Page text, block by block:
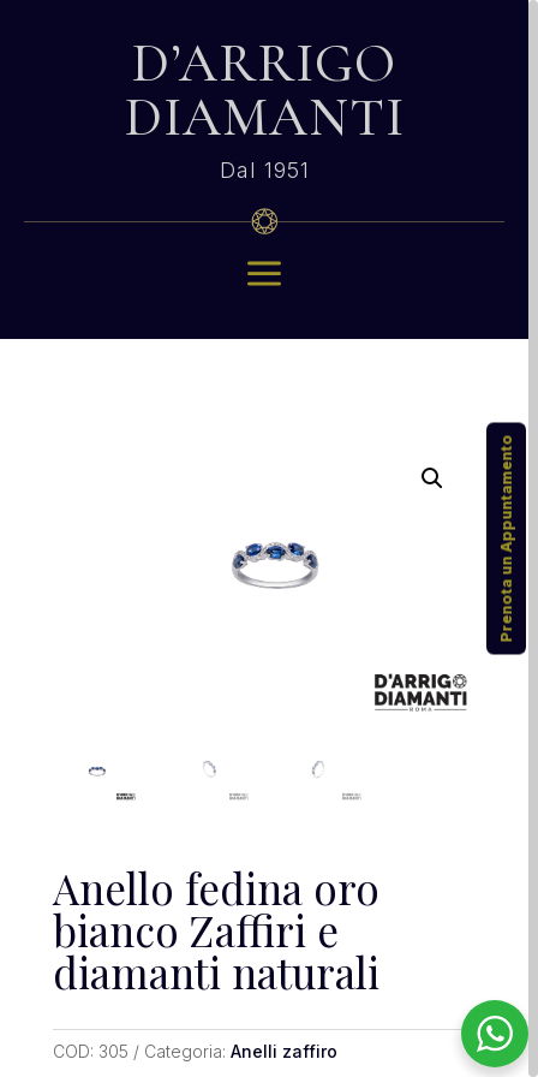
D’ARRIGO
DIAMANTI
Dal 1951
a
Anello fedina oro
bianco Zaffiri e
diamanti naturali
COD: 305 Categoria: Anelli zaffiro
Prenota un Appuntamento